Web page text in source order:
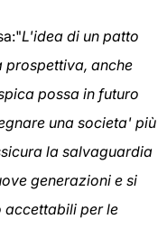
L'idea di un patto
prospettiva, anche
possa in futuro
una societa' più
la salvaguardia
generazioni e si
accettabili per le